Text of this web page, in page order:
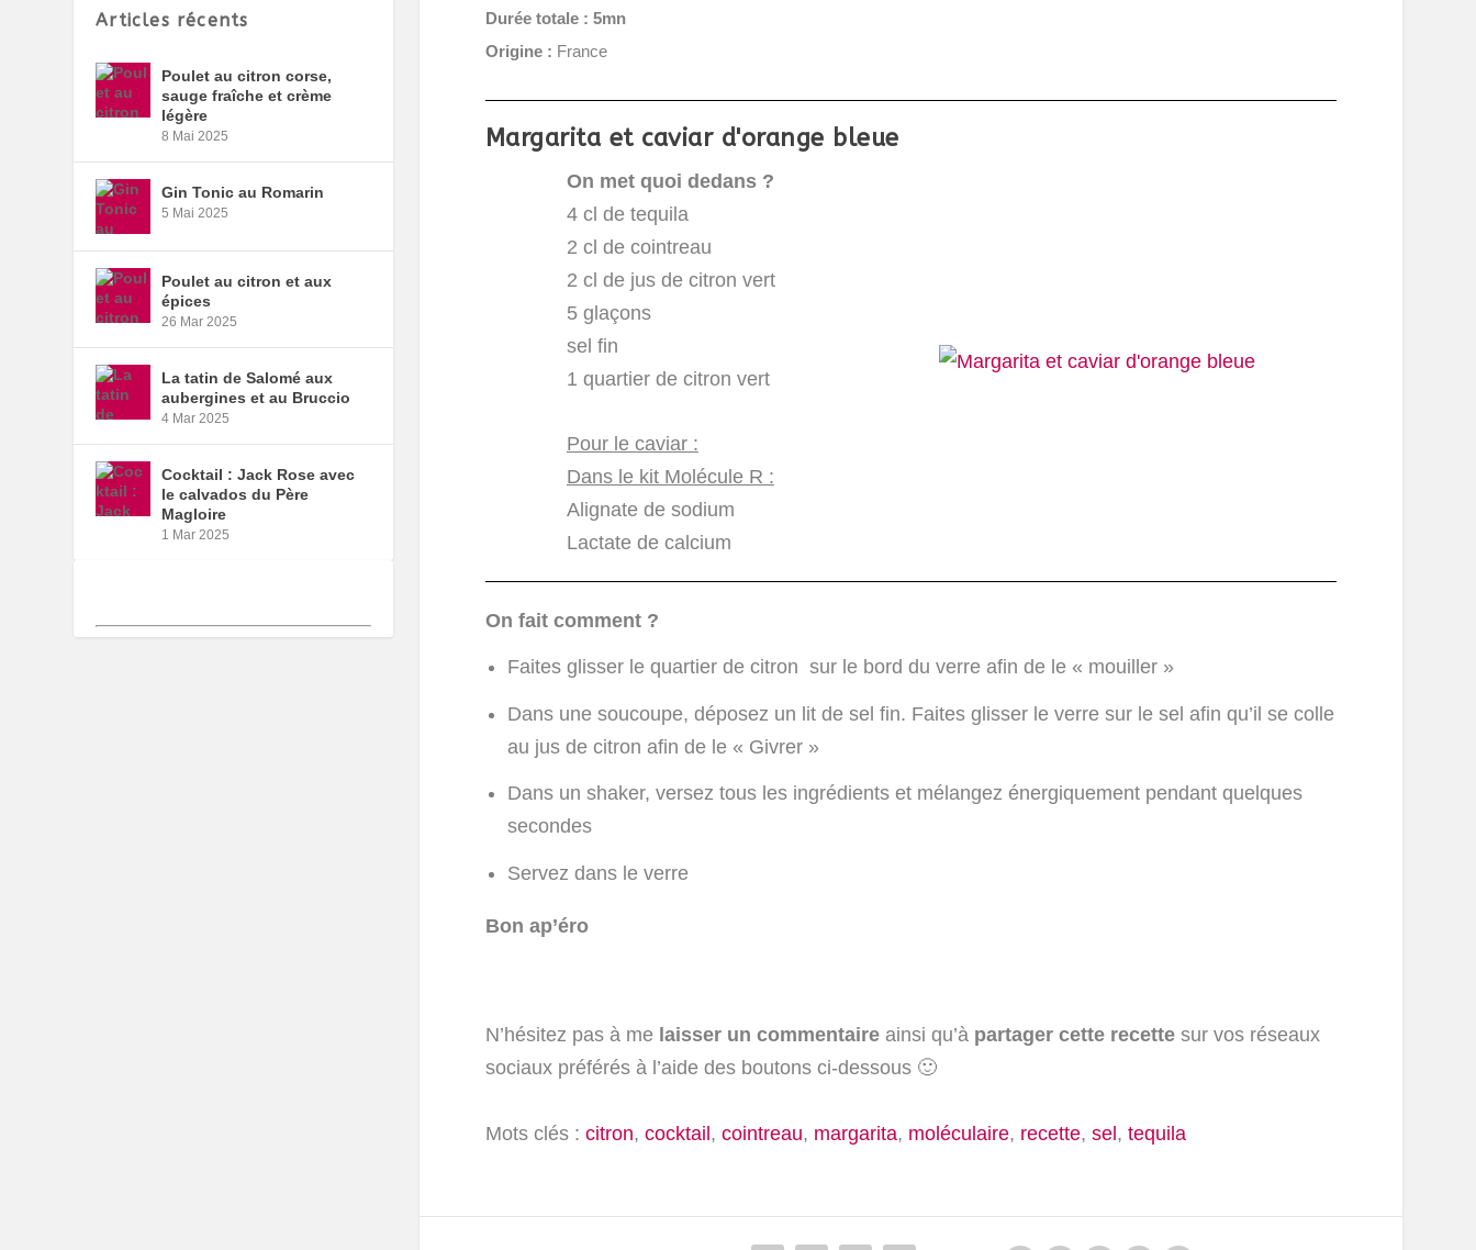
Durée totale : 5mn
Origine : France
Margarita et caviar d'orange bleue
On met quoi dedans ?
4 cl de tequila
2 cl de cointreau
2 cl de jus de citron vert
5 glaçons
sel fin
1 quartier de citron vert
Pour le caviar :
Dans le kit Molécule R :
Alignate de sodium
Lactate de calcium
On fait comment ?
Faites glisser le quartier de citron sur le bord du verre afin de le « mouiller »
Dans une soucoupe, déposez un lit de sel fin. Faites glisser le verre sur le sel afin qu’il se colle
au jus de citron afin de le « Givrer »
Dans un shaker, versez tous les ingrédients et mélangez énergiquement pendant quelques
secondes
Servez dans le verre
Bon ap’éro
N’hésitez pas à me laisser un commentaireainsi qu’à partager cette recettesur vos réseaux
sociaux préférés à l’aide des boutons ci-dessous 🙂
Mots clés : citron, cocktail, cointreau, margarita, moléculaire, recette, sel, tequila
Articles récents
Poulet au citron corse,
sauge fraîche et crème
légère
8 Mai 2025
Gin Tonic au Romarin
5 Mai 2025
Poulet au citron et aux
épices
26 Mar 2025
La tatin de Salomé aux
aubergines et au Bruccio
4 Mar 2025
Cocktail : Jack Rose avec
le calvados du Père
Magloire
1 Mar 2025